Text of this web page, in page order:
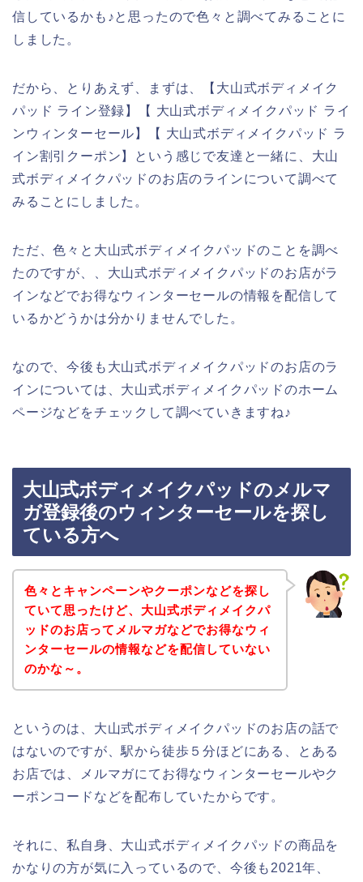
信しているかも♪と思ったので色々と調べてみることに
しました。
だから、とりあえず、まずは、【大山式ボディメイク
パッド ライン登録】【 大山式ボディメイクパッド ライ
ンウィンターセール】【 大山式ボディメイクパッド ラ
イン割引クーポン】という感じで友達と一緒に、大山
式ボディメイクパッドのお店のラインについて調べて
みることにしました。
ただ、色々と大山式ボディメイクパッドのことを調べ
たのですが、、大山式ボディメイクパッドのお店がラ
インなどでお得なウィンターセールの情報を配信して
いるかどうかは分かりませんでした。
なので、今後も大山式ボディメイクパッドのお店のラ
インについては、大山式ボディメイクパッドのホーム
ページなどをチェックして調べていきますね♪
大山式ボディメイクパッドのメルマ
ガ登録後のウィンターセールを探し
ている方へ
色々とキャンペーンやクーポンなどを探し
ていて思ったけど、大山式ボディメイクパ
ッドのお店ってメルマガなどでお得なウィ
ンターセールの情報などを配信していない
のかな～。
というのは、大山式ボディメイクパッドのお店の話で
はないのですが、駅から徒歩５分ほどにある、とある
お店では、メルマガにてお得なウィンターセールやク
ーポンコードなどを配布していたからです。
それに、私自身、大山式ボディメイクパッドの商品を
かなりの方が気に入っているので、今後も2021年、